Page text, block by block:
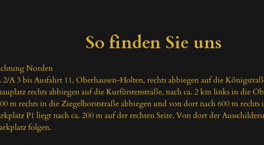
So finden Sie uns
Norden
2/A 3 bis Ausfahrt 11, Oberhausen-Holten, rechts abbiegen auf die
rechts abbiegen auf die Kurfürstenstraße, nach ca. 2 km links in die
m rechts in die Ziegelhorststraße abbiegen und von dort nach 600 m
P1 liegt nach ca. 200 m auf der rechten Seite. Von dort der
folgen.